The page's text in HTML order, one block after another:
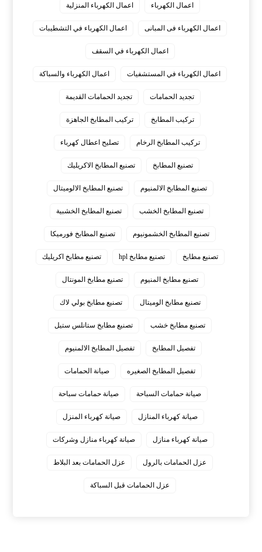
اعمال الكهرباء اعمال الكهرباء المنزلية
اعمال الكهرباء فى المبانى اعمال الكهرباء في التشطيبات
اعمال الكهرباء في السقف
اعمال الكهرباء في المستشفيات اعمال الكهرباء والسباكة
تجديد الحمامات تجديد الحمامات القديمة
تركيب المطابخ تركيب المطابخ الجاهزة
تركيب المطابخ الرخام تصليح اعطال كهرباء
تصنيع المطابخ تصنيع المطابخ الاكريليك
تصنيع المطابخ الالمنيوم تصنيع المطابخ الالوميتال
تصنيع المطابخ الخشب تصنيع المطابخ الخشبية
تصنيع المطابخ الخشمونيوم تصنيع المطابخ فورميكا
تصنيع مطابخ تصنيع مطابخ hpl تصنيع مطابخ اكريليك
تصنيع مطابخ المنيوم تصنيع مطابخ المونتال
تصنيع مطابخ الوميتال تصنيع مطابخ بولي لاك
تصنيع مطابخ خشب تصنيع مطابخ ستانلس ستيل
تفصيل المطابخ تفصيل المطابخ الالمنيوم
تفصيل المطابخ الصغيره صيانة الحمامات
صيانة حمامات السباحة صيانة حمامات سباحة
صيانة كهرباء المنازل صيانة كهرباء المنزل
صيانة كهرباء منازل صيانة كهرباء منازل وشركات
عزل الحمامات بالرول عزل الحمامات بعد البلاط
عزل الحمامات قبل السباكة